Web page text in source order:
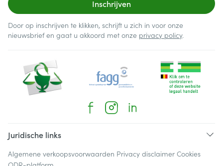
Inschrijven
Door op inschrijven te klikken, schrijft u zich in voor onze
nieuwsbrief en gaat u akkoord met onze privacy policy.
Juridische links
Algemene verkoopsvoorwaarden Privacy disclaimer Cookies